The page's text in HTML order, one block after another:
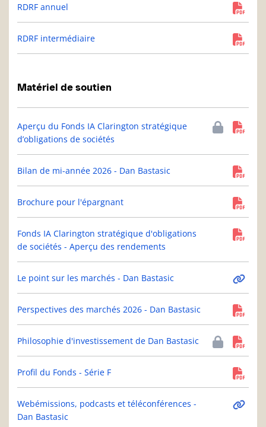
RDRF annuel
RDRF intermédiaire
Matériel de soutien
Aperçu du Fonds IA Clarington stratégique
d’obligations de sociétés
Bilan de mi-année 2026 - Dan Bastasic
Brochure pour l'épargnant
Fonds IA Clarington stratégique d'obligations
de sociétés - Aperçu des rendements
Le point sur les marchés - Dan Bastasic
Perspectives des marchés 2026 - Dan Bastasic
Philosophie d'investissement de Dan Bastasic
Profil du Fonds - Série F
Webémissions, podcasts et téléconférences -
Dan Bastasic